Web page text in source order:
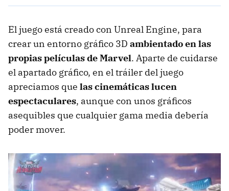
El juego está creado con Unreal Engine, para
crear un entorno gráfico 3D ambientado en las
propias películas de Marvel. Aparte de cuidarse
el apartado gráfico, en el tráiler del juego
apreciamos que las cinemáticas lucen
espectaculares, aunque con unos gráficos
asequibles que cualquier gama media debería
poder mover.